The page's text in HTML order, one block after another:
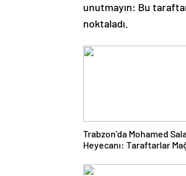
unutmayın: Bu
noktaladı.
Trabzon’da Mohamed
Heyecanı: Taraftarlar